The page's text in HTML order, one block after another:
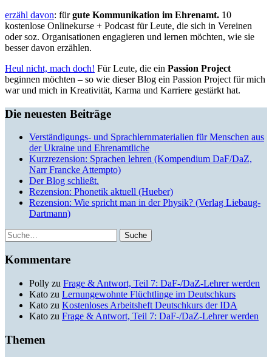
erzähl davon: fürgute Kommunikation im Ehrenamt. 10
kostenlose Onlinekurse + Podcast für Leute, die sich in Vereinen
oder soz. Organisationen engagieren und lernen möchten, wie sie
besser davon erzählen.
Heul nicht, mach doch! Für Leute, die ein Passion Project
beginnen möchten – so wie dieser Blog ein Passion Project für mich
war und mich in Kreativität, Karma und Karriere gestärkt hat.
Die neuesten Beiträge
Verständigungs- und Sprachlernmaterialien für Menschen aus
der Ukraine und Ehrenamtliche
Kurzrezension: Sprachen lehren (Kompendium DaF/DaZ,
Narr Francke Attempto)
Der Blog schließt.
Rezension: Phonetik aktuell (Hueber)
Rezension: Wie spricht man in der Physik? (Verlag Liebaug-
Dartmann)
Suche
Kommentare
Polly zu Frage & Antwort, Teil 7: DaF-/DaZ-Lehrer werden
Kato zu Lernungewohnte Flüchtlinge im Deutschkurs
Kato zu Kostenloses Arbeitsheft Deutschkurs der IDA
Kato zu Frage & Antwort, Teil 7: DaF-/DaZ-Lehrer werden
Themen